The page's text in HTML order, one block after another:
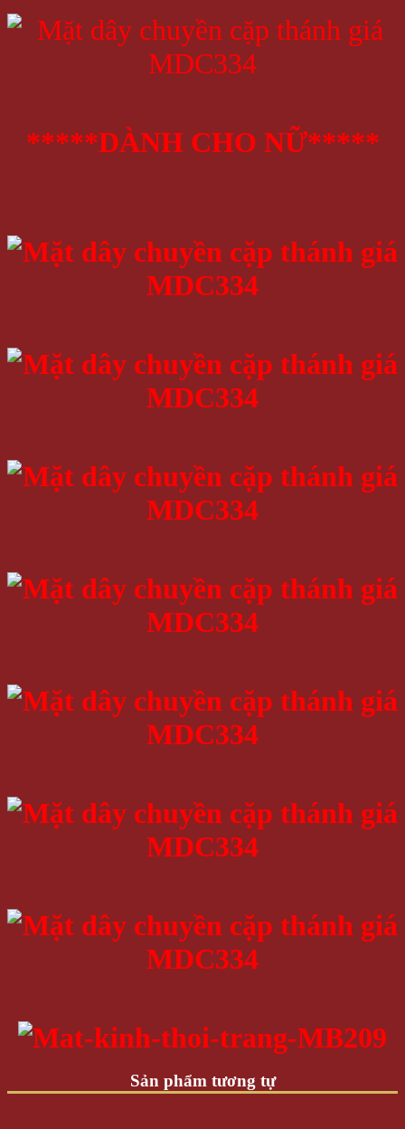
*****DÀNH CHO NỮ*****
Sản phẩm tương tự